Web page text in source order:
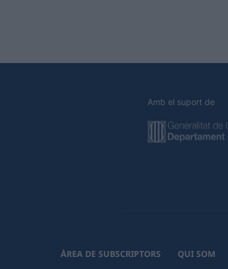
Amb el suport de
ÀREA DE SUBSCRIPTORS QUI SOM